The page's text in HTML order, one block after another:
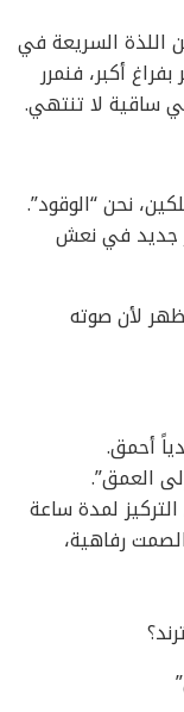
اللذة السريعة في
أكبر، فنمرر
ساقية لا تنتهي.
نحن “الوقود”.
جديد في نعش
لأن صوته
أحمق.
العمق”.
لمدة ساعة
رفاهية،